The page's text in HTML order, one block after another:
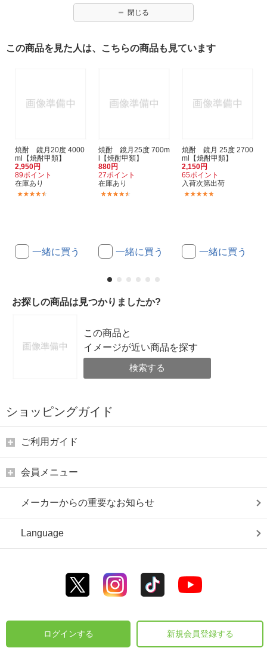
閉じる
この商品を見た人は、こちらの商品も見ています
焼酎 鏡月20度 4000
ml【焼酎甲類】
2,950円
89ポイント
在庫あり
一緒に買う
焼酎 鏡月25度 700m
l【焼酎甲類】
880円
27ポイント
在庫あり
一緒に買う
焼酎 鏡月 25度 2700
ml【焼酎甲類】
2,150円
65ポイント
入荷次第出荷
一緒に買う
お探しの商品は見つかりましたか?
この商品と
イメージが近い商品を探す
検索する
ショッピングガイド
ご利用ガイド
会員メニュー
メーカーからの重要なお知らせ
Language
ログインする 新規会員登録する